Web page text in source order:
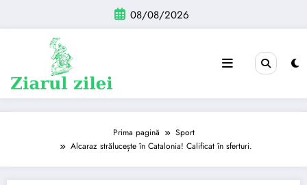
conținut
08/08/2026
Prima pagină
Sport
Alcaraz strălucește în Catalonia! Calificat în sferturi.